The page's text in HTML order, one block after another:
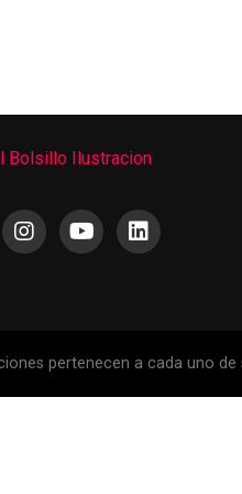
pertenecen a cada uno de